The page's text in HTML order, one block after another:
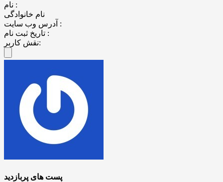
نام :
نام خانوادگی
آدرس وب سایت :
تاریخ ثبت نام :
نقش کاربر:
پست های پربازدید